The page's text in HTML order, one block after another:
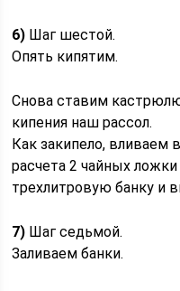
6) Шаг шестой.
Опять кипятим.
Снова ставим
кипения наш рассол.
Как закипело, вливаем
расчета 2 чайных ложки
трехлитровую банку и
7) Шаг седьмой.
Заливаем банки.